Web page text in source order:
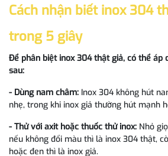
Cách nhận biết inox 304
trong 5 giây
Để phân biệt inox 304 thật giả, có thể áp
sau:
- Dùng nam châm: Inox 304 không hút
nhẹ, trong khi inox giả thường hút mạnh
- Thử với axit hoặc thuốc thử inox: Nhỏ
nếu không đổi màu thì là inox 304 thật,
hoặc đen thì là inox giả.